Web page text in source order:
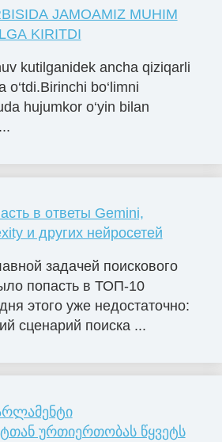
JAMOAMIZ MUHIM
KIRITDI
kutilganidek ancha qiziqarli
o‘tdi.Birinchi bo‘limni
hujumkor o‘yin bilan
в ответы Gemini,
и других нейросетей
задачей поискового
попасть в ТОП-10
этого уже недостаточно:
сценарий поиска ...
ურთიერთობას წყვეტს